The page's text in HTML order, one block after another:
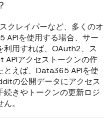
クレイパーなど、多くのオ
APIを使用する場合、サー
利用すれば、OAuth2、ス
APIアクセストークンの作
とえば、Data365 APIを使
の公開データにアクセス
きやトークンの更新ロジ
。